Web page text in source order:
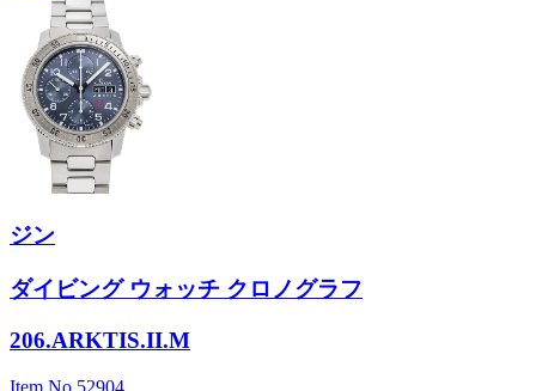
ジン
ダイビング ウォッチ クロノグラフ
206.ARKTIS.II.M
Item No. 52904